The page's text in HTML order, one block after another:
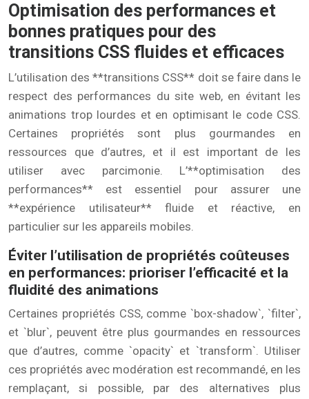
Optimisation des performances et
bonnes pratiques pour des
transitions CSS fluides et efficaces
L’utilisation des **transitions CSS** doit se faire dans le
respect des performances du site web, en évitant les
animations trop lourdes et en optimisant le code CSS.
Certaines propriétés sont plus gourmandes en
ressources que d’autres, et il est important de les
utiliser avec parcimonie. L’**optimisation des
performances** est essentiel pour assurer une
**expérience utilisateur** fluide et réactive, en
particulier sur les appareils mobiles.
Éviter l’utilisation de propriétés coûteuses
en performances: prioriser l’efficacité et la
fluidité des animations
Certaines propriétés CSS, comme `box-shadow`, `filter`,
et `blur`, peuvent être plus gourmandes en ressources
que d’autres, comme `opacity` et `transform`. Utiliser
ces propriétés avec modération est recommandé, en les
remplaçant, si possible, par des alternatives plus